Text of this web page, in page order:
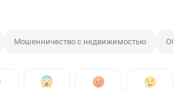
Мошенничество с недвижимостью